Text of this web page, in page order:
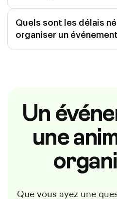
Quels sont les délais
organiser un
Un
une
Que vous ayez une